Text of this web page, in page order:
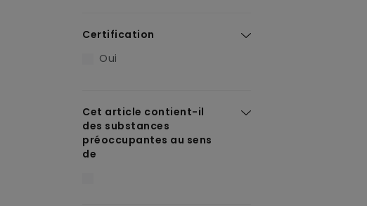
Certification
Oui
Cet article contient-il
des substances
préoccupantes au sens
de